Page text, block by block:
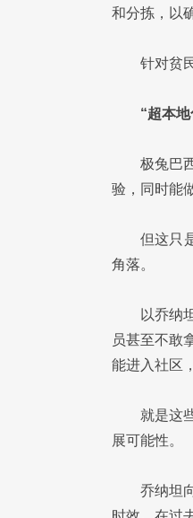
和分拣，以
针对贫
“超本
极兔巴
验，同时能
但这只
角落。
以乔纳
员甚至不敢
能进入社区
就是这
展可能性。
乔纳坦